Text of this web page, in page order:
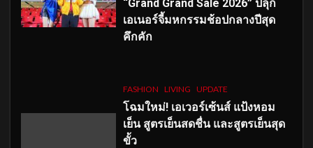
“Grand Grand Sale 2026” ปลุก
เอเนอร์จี้มหกรรมช้อปกลางปีสุด
คึกคัก
FASHION LIVING UPDATE
โฉมใหม่! เอเวอร์เซ้นส์ แป้งหอม
เย็น สูตรเย็นสดชื่น และสูตรเย็นสุด
ขั้ว